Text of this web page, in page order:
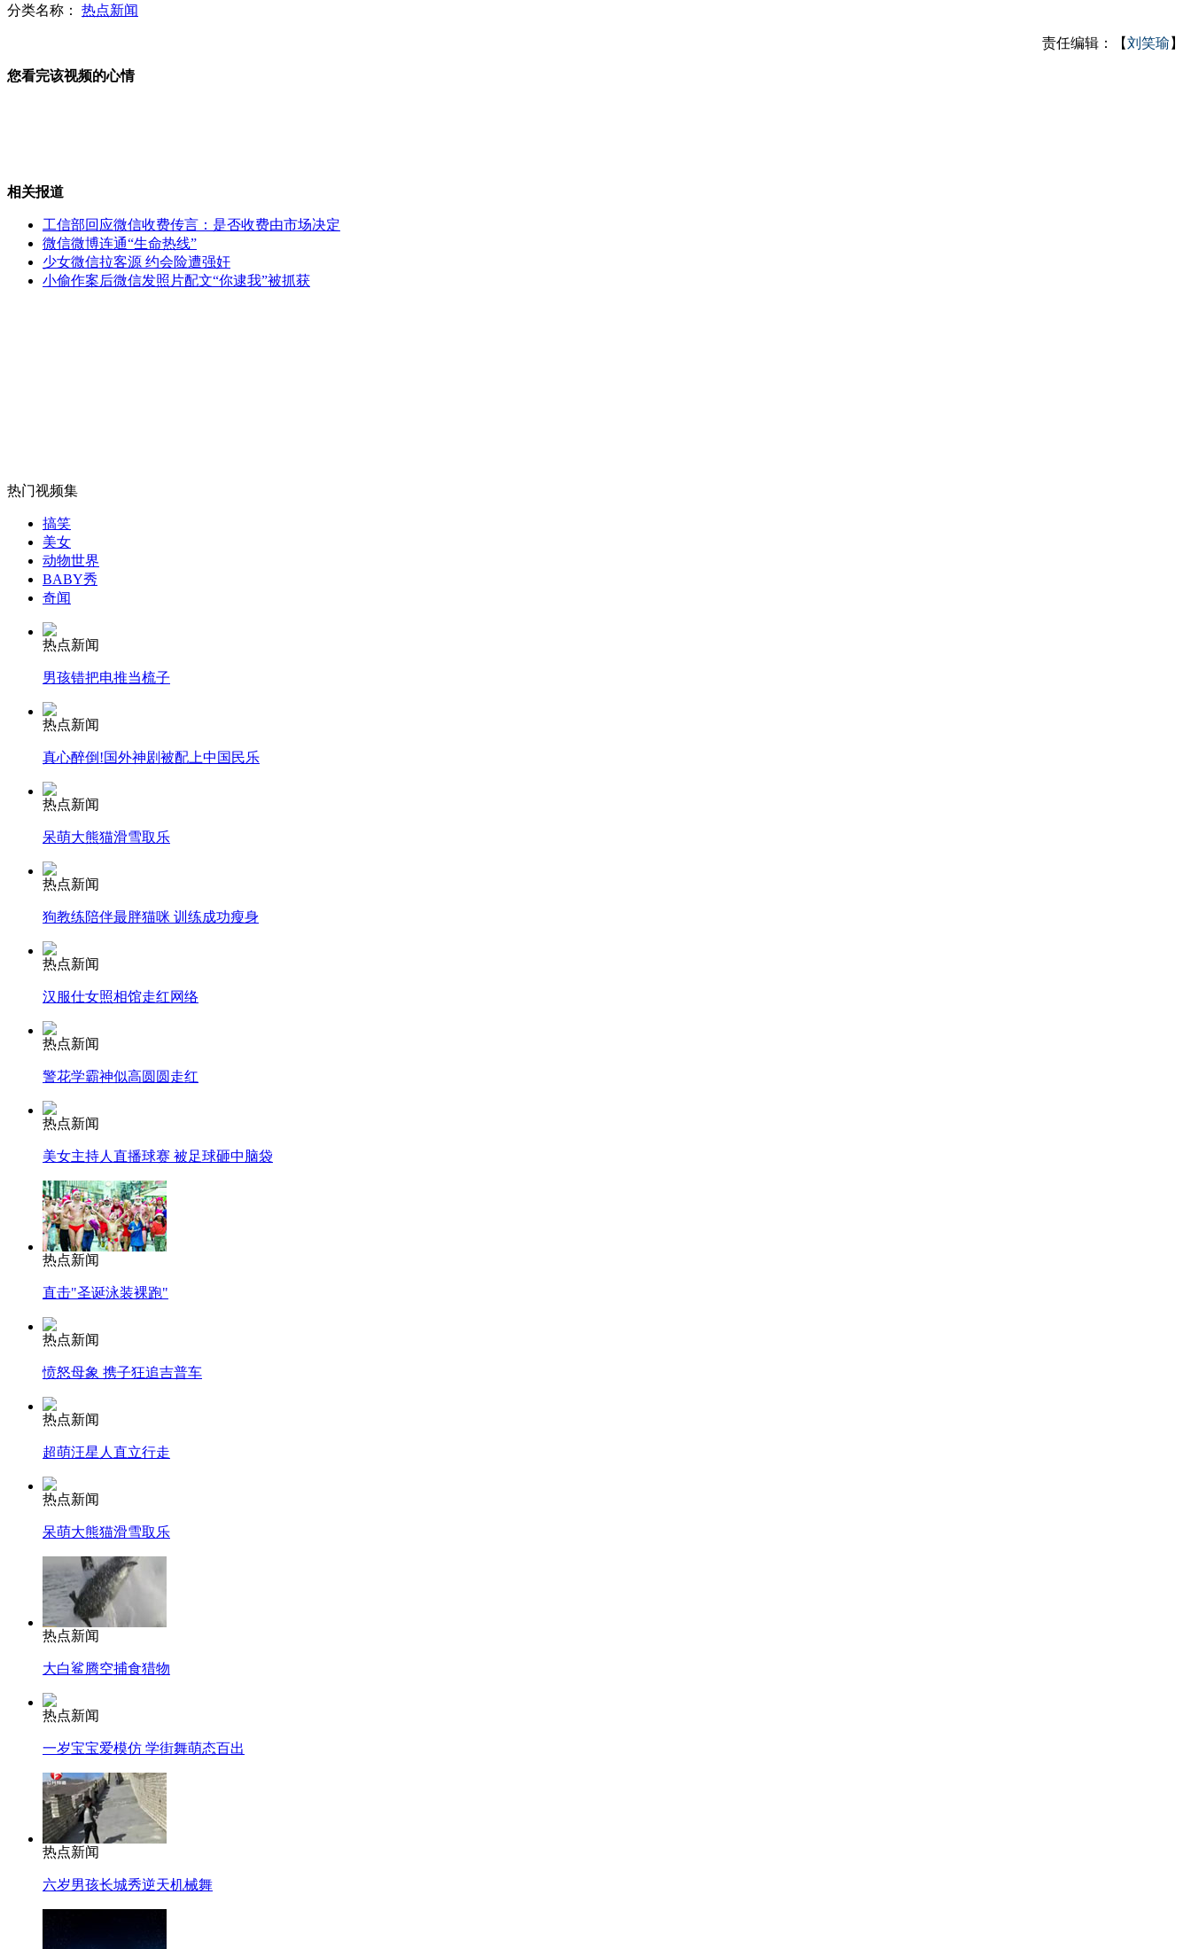
山西运城恶犬咬伤多人 警民合力深夜将其击毙
女孩北京地铁殴打老人 痛下狠手拳打脚踢
安徽一实载49人客车翻车
走！跟着总书记去植树
消防员救轻生者
纽约上演“枕头大战”
司机酒驾遇交警 急速倒车逃窜
分类名称： 热点新闻
责任编辑：【刘笑瑜 】
您看完该视频的心情
相关报道
工信部回应微信收费传言：是否收费由市场决定
微信微博连通“生命热线”
少女微信拉客源 约会险遭强奸
小偷作案后微信发照片配文“你逮我”被抓获
热门视频集
搞笑
美女
动物世界
BABY秀
奇闻
热点新闻
男孩错把电推当梳子
热点新闻
真心醉倒!国外神剧被配上中国民乐
热点新闻
呆萌大熊猫滑雪取乐
热点新闻
狗教练陪伴最胖猫咪 训练成功瘦身
热点新闻
汉服仕女照相馆走红网络
热点新闻
警花学霸神似高圆圆走红
热点新闻
美女主持人直播球赛 被足球砸中脑袋
热点新闻
直击"圣诞泳装裸跑"
热点新闻
愤怒母象 携子狂追吉普车
热点新闻
超萌汪星人直立行走
热点新闻
呆萌大熊猫滑雪取乐
热点新闻
大白鲨腾空捕食猎物
热点新闻
一岁宝宝爱模仿 学街舞萌态百出
热点新闻
六岁男孩长城秀逆天机械舞